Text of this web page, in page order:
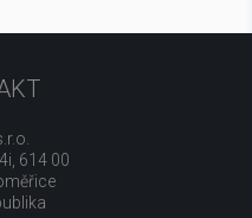
614 00